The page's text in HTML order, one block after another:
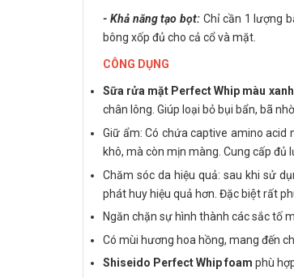
- Khả năng tạo bọt: Chỉ cần 1 lượng
bông xốp đủ cho cả cổ và mặt.
CÔNG DỤNG
Sữa rửa mặt Perfect Whip màu xanh
chân lông. Giúp loại bỏ bụi bẩn, bã
Giữ ẩm: Có chứa captive amino
khô, mà còn mịn màng. Cung cấp đủ
Chăm sóc da hiệu quả: sau khi sử
phát huy hiệu quả hơn. Đặc biệt rất
Ngăn chặn sự hình thành các sắc tố
Có mùi hương hoa hồng, mang đến
Shiseido Perfect Whip foam phù